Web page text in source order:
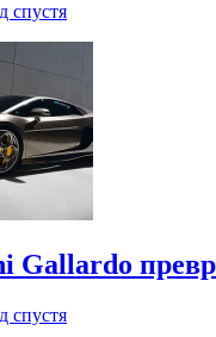
спустя
Gallardo
спустя